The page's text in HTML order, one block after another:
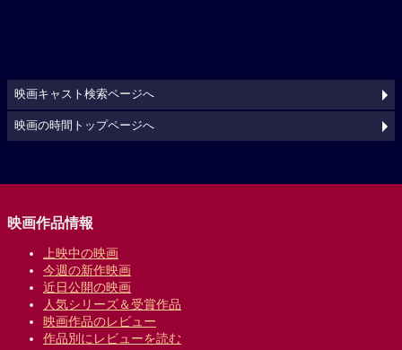
映画キャスト検索ページへ
映画の時間トップページへ
映画作品情報
上映中の映画
今週の新作映画
近日公開の映画
人気シリーズ＆受賞作品
映画作品のレビュー
作品別にレビューを読む